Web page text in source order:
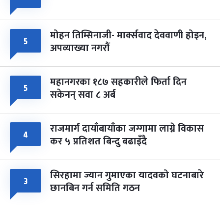
५ मोहन तिम्सिनाजी- मार्क्सवाद देववाणी होइन,
अपव्याख्या नगरौं
५ महानगरका १८७ सहकारीले फिर्ता दिन
सकेनन् सवा ८ अर्ब
४ राजमार्ग दायाँबायाँका जग्गामा लाग्ने विकास
कर ५ प्रतिशत बिन्दु बढाइँदै
३ सिरहामा ज्यान गुमाएका यादवको घटनाबारे
छानबिन गर्न समिति गठन